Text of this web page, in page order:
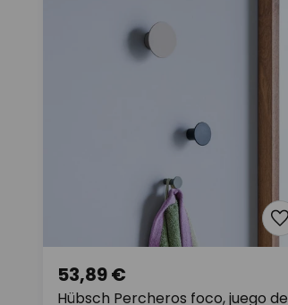
Hübsch Percheros foco, juego de
53,89 €